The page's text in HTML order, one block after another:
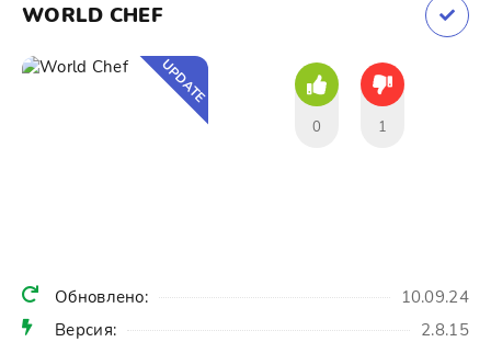
WORLD CHEF
Обновлено:
10.09.24
Версия:
2.8.15
UPDATE
0 1